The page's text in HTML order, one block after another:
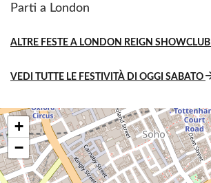
Parti a London
ALTRE FESTE A LONDON REIGN SHOWCLUB
VEDI TUTTE LE FESTIVITÀ DI OGGI SABATO